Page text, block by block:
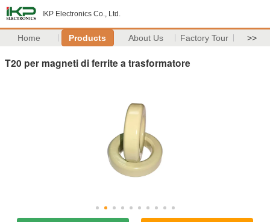
IKP Electronics Co., Ltd.
Home Products About Us Factory Tour >>
T20 per magneti di ferrite a trasformatore